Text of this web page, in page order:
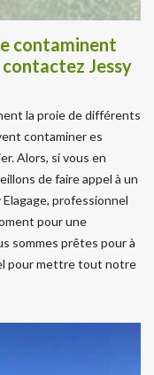
contaminent
Jessy
la proie de différents
contaminer es
Alors, si vous en
de faire appel à un
professionnel
pour une
sommes prêtes pour à
pour mettre tout notre